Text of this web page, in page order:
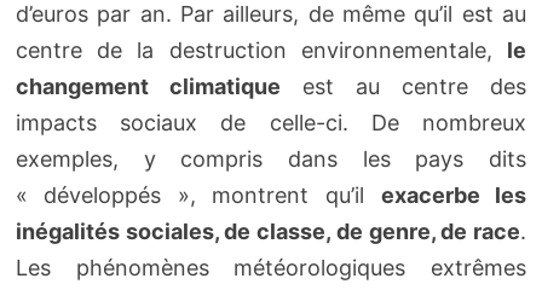
d’euros par an. Par ailleurs, de même qu’il est au
centre de la destruction environnementale, le
changement climatique est au centre des
impacts sociaux de celle-ci. De nombreux
exemples, y compris dans les pays dits
« développés », montrent qu’il exacerbe les
inégalités sociales, de classe, de genre, de race.
Les phénomènes météorologiques extrêmes